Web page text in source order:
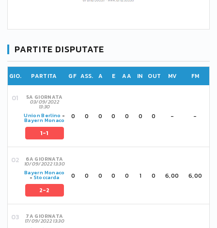
PARTITE DISPUTATE
GIO. PARTITA GF ASS. A E AA IN OUT MV FM
5A GIORNATA
03/09/2022
13:30
Union Berlino -
Bayern Monaco
1-1
0 0 0 0 0 0 0 - -
6A GIORNATA
10/09/2022 13:30
Bayern Monaco
-Stoccarda
2-2
0 0 0 0 0 1 0 6,00 6,00
7A GIORNATA
17/09/2022 13:30